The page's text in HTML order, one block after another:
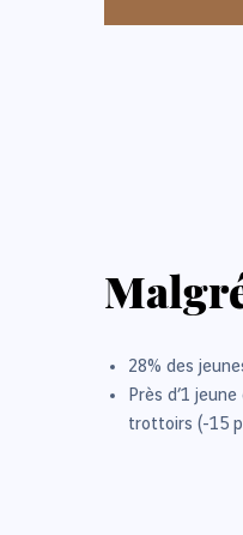
28% des
Près d’1
trottoirs (-15